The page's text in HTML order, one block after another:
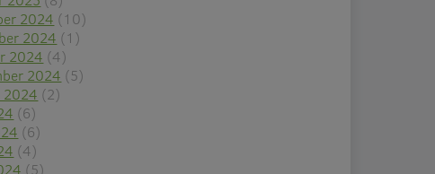
2024 (10)
2024 (1)
2024 (4)
2024 (5)
2024 (2)
(6)
(6)
(4)
(5)